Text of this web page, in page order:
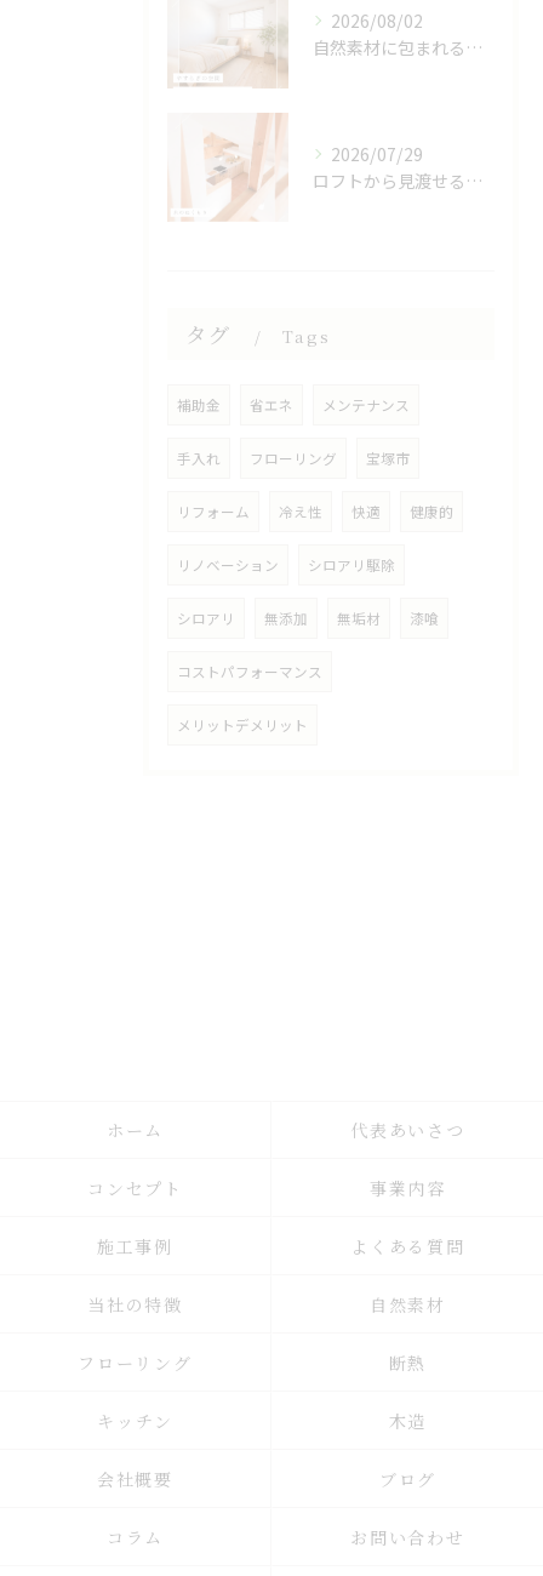
2026/08/02
自然素材に包まれる、心地よい寝室🌿
2026/07/29
ロフトから見渡せる、開放的なキッチン🌿
タグ Tags
補助金 省エネ メンテナンス
手入れ フローリング 宝塚市
リフォーム 冷え性 快適 健康的
リノベーション シロアリ駆除
シロアリ 無添加 無垢材 漆喰
コストパフォーマンス
メリットデメリット
ホーム 代表あいさつ
コンセプト 事業内容
施工事例 よくある質問
当社の特徴 自然素材
フローリング 断熱
キッチン 木造
会社概要 ブログ
コラム お問い合わせ